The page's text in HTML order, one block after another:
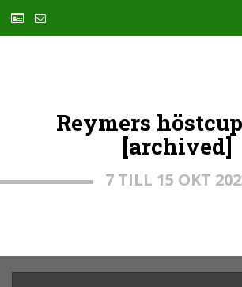
Reymers
[archived]
7 TILL 15 OKT